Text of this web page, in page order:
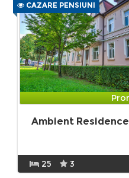
CAZARE PENSIUNI
Ambient Residence
25 3